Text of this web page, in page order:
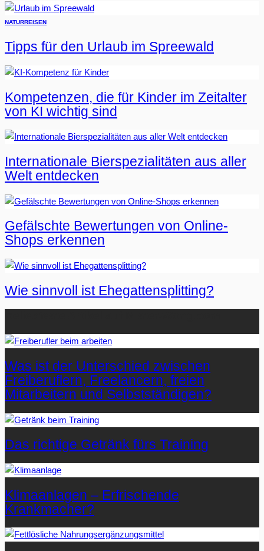
NATURREISEN
Tipps für den Urlaub im Spreewald
Kompetenzen, die für Kinder im Zeitalter
von KI wichtig sind
Internationale Bierspezialitäten aus aller
Welt entdecken
Gefälschte Bewertungen von Online-
Shops erkennen
Wie sinnvoll ist Ehegattensplitting?
Was ist der Unterschied zwischen
Freiberuflern, Freelancern, freien
Mitarbeitern und Selbstständigen?
Das richtige Getränk fürs Training
Klimaanlagen – Erfrischende
Krankmacher?